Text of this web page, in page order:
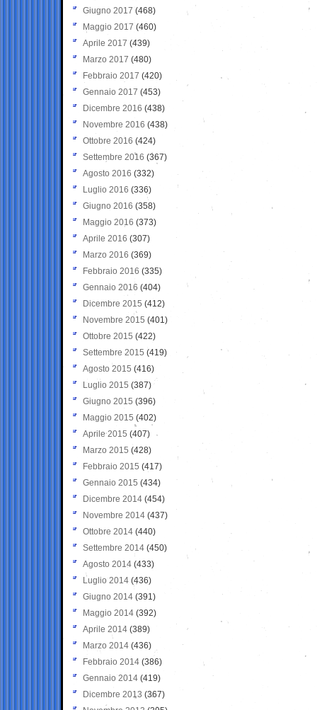
Giugno 2017 (468)
Maggio 2017 (460)
Aprile 2017 (439)
Marzo 2017 (480)
Febbraio 2017 (420)
Gennaio 2017 (453)
Dicembre 2016 (438)
Novembre 2016 (438)
Ottobre 2016 (424)
Settembre 2016 (367)
Agosto 2016 (332)
Luglio 2016 (336)
Giugno 2016 (358)
Maggio 2016 (373)
Aprile 2016 (307)
Marzo 2016 (369)
Febbraio 2016 (335)
Gennaio 2016 (404)
Dicembre 2015 (412)
Novembre 2015 (401)
Ottobre 2015 (422)
Settembre 2015 (419)
Agosto 2015 (416)
Luglio 2015 (387)
Giugno 2015 (396)
Maggio 2015 (402)
Aprile 2015 (407)
Marzo 2015 (428)
Febbraio 2015 (417)
Gennaio 2015 (434)
Dicembre 2014 (454)
Novembre 2014 (437)
Ottobre 2014 (440)
Settembre 2014 (450)
Agosto 2014 (433)
Luglio 2014 (436)
Giugno 2014 (391)
Maggio 2014 (392)
Aprile 2014 (389)
Marzo 2014 (436)
Febbraio 2014 (386)
Gennaio 2014 (419)
Dicembre 2013 (367)